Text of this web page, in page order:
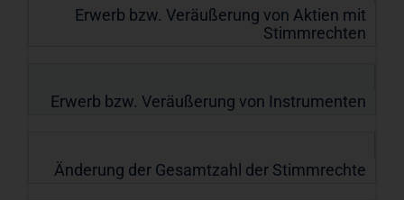
Erwerb bzw. Veräußerung von Aktien mit
Stimmrechten
Erwerb bzw. Veräußerung von Instrumenten
Änderung der Gesamtzahl der Stimmrechte